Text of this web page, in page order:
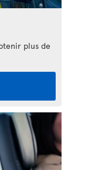
plus de